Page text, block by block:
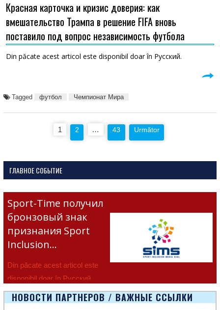
Красная карточка и кризис доверия: как
вмешательство Трампа в решение FIFA вновь
поставило под вопрос независимость футбола
Din păcate acest articol este disponibil doar în Русский.
Tagged футбол Чемпионат Мира
1 2 … 43 Următor
ГЛАВНОЕ СОБЫТИЕ
Sport-Time получил
бронзовый знак
признания Sport
Inclusion…
Din păcate acest articol este
disponibil doar în Русский.
НОВОСТИ ПАРТНЕРОВ / ВАЖНЫЕ ССЫЛКИ